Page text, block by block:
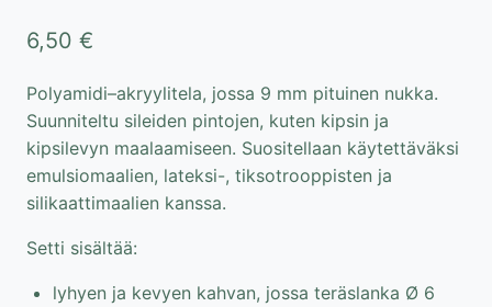
6,50 €
Polyamidi–akryylitela, jossa 9 mm pituinen nukka.
Suunniteltu sileiden pintojen, kuten kipsin ja
kipsilevyn maalaamiseen. Suositellaan käytettäväksi
emulsiomaalien, lateksi-, tiksotrooppisten ja
silikaattimaalien kanssa.
Setti sisältää:
lyhyen ja kevyen kahvan, jossa teräslanka Ø 6